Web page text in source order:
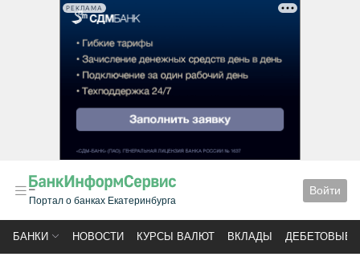
РЕКЛАМА
Портал о банках Екатеринбурга
Войти
БАНКИ НОВОСТИ КУРСЫ ВАЛЮТ ВКЛАДЫ ДЕБЕТОВЫЕ